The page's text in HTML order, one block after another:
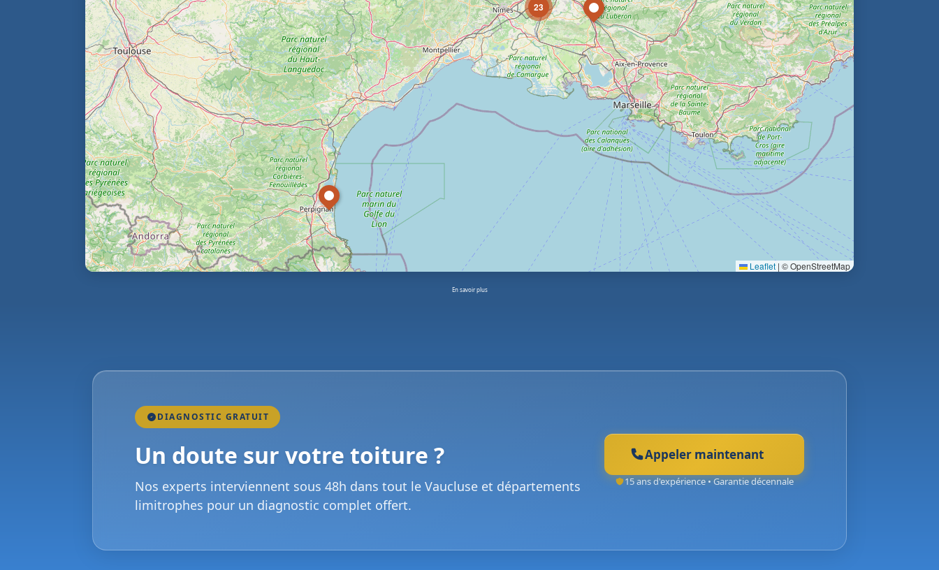
23
Leaflet | © OpenStreetMap
En savoir plus
DIAGNOSTIC GRATUIT
Un doute sur votre toiture ?
Nos experts interviennent sous 48h dans tout le Vaucluse et départements
limitrophes pour un diagnostic complet offert.
Appeler maintenant
15 ans d'expérience • Garantie décennale